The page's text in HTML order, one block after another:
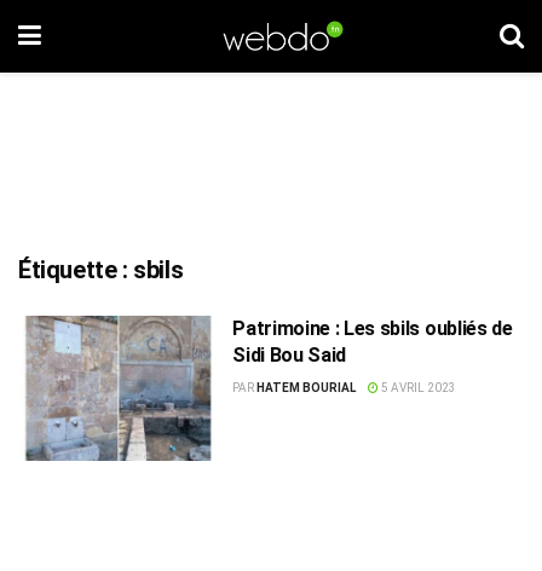
Étiquette : sbils
Patrimoine : Les sbils oubliés de
Sidi Bou Said
PAR HATEM BOURIAL 5 AVRIL 2023